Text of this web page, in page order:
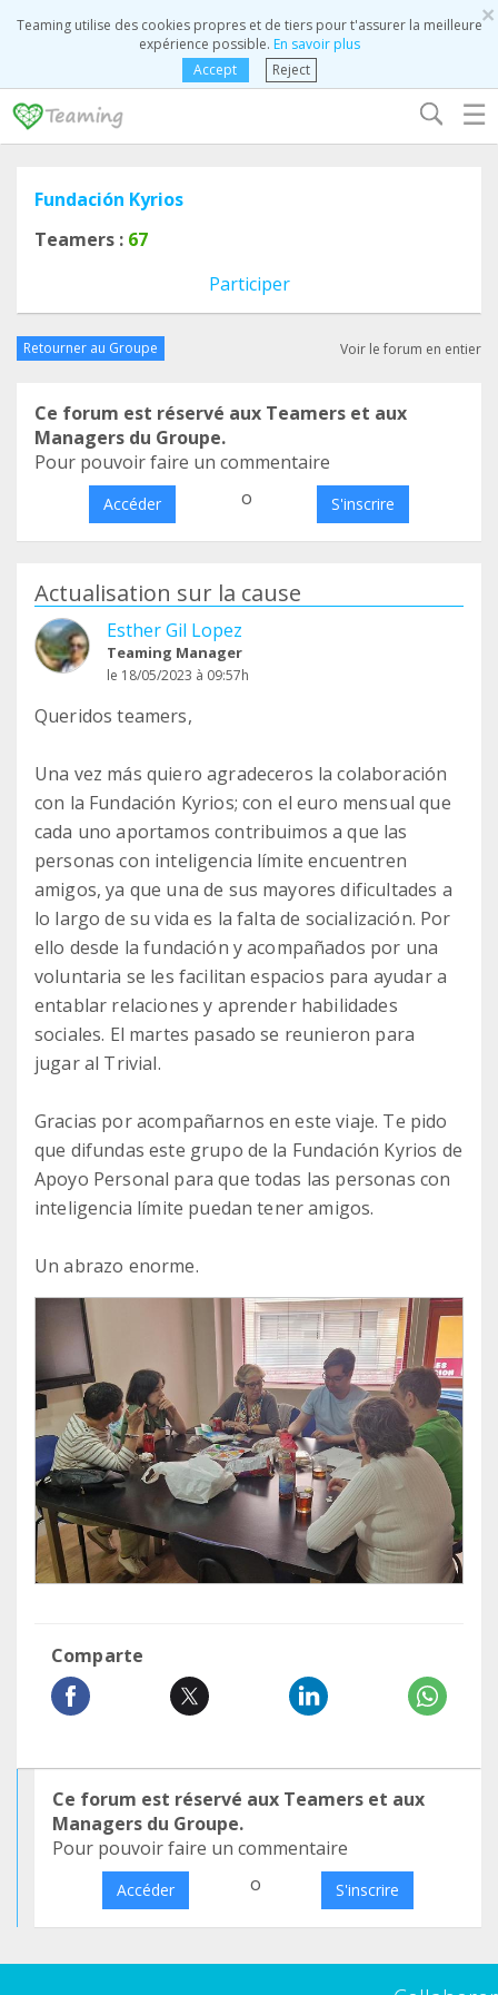
×
Teaming utilise des cookies propres et de tiers pour t'assurer la meilleure
expérience possible. En savoir plus
Accept
Reject
☰
Fundación Kyrios
Teamers : 67
Participer
Retourner au Groupe Voir le forum en entier
Ce forum est réservé aux Teamers et aux
Managers du Groupe.
Pour pouvoir faire un commentaire
Accéder o S'inscrire
Actualisation sur la cause
Esther Gil Lopez
Teaming Manager
le 18/05/2023 à 09:57h
Queridos teamers,
Una vez más quiero agradeceros la colaboración
con la Fundación Kyrios; con el euro mensual que
cada uno aportamos contribuimos a que las
personas con inteligencia límite encuentren
amigos, ya que una de sus mayores dificultades a
lo largo de su vida es la falta de socialización. Por
ello desde la fundación y acompañados por una
voluntaria se les facilitan espacios para ayudar a
entablar relaciones y aprender habilidades
sociales. El martes pasado se reunieron para
jugar al Trivial.
Gracias por acompañarnos en este viaje. Te pido
que difundas este grupo de la Fundación Kyrios de
Apoyo Personal para que todas las personas con
inteligencia límite puedan tener amigos.
Un abrazo enorme.
Comparte
Ce forum est réservé aux Teamers et aux
Managers du Groupe.
Pour pouvoir faire un commentaire
Accéder o S'inscrire